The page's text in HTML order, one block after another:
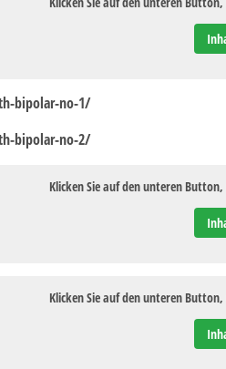
bipolar-no-1/
bipolar-no-2/
Klicken Sie auf den unteren
Klicken Sie auf den unteren